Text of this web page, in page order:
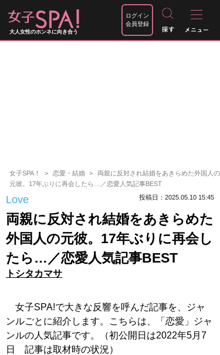
大人女性のホンネに向き合う
ログイン
会員登録
女子SPA！ 恋愛・結婚
両親に反対され結婚をあきらめた外国人の
元彼。17年ぶりに再会したら…／恋愛人気記事BEST
Love 投稿日：2025.05.10 15:45
両親に反対され結婚をあきらめた
外国人の元彼。17年ぶりに再会し
たら…／恋愛人気記事BEST
トシタカマサ
女子SPA!で大きな反響を呼んだ記事を、ジャ
ンルごとに紹介します。こちらは、「恋愛」ジャ
ンルの人気記事です。（初公開日は2022年5月7
日 記事は取材時の状況）